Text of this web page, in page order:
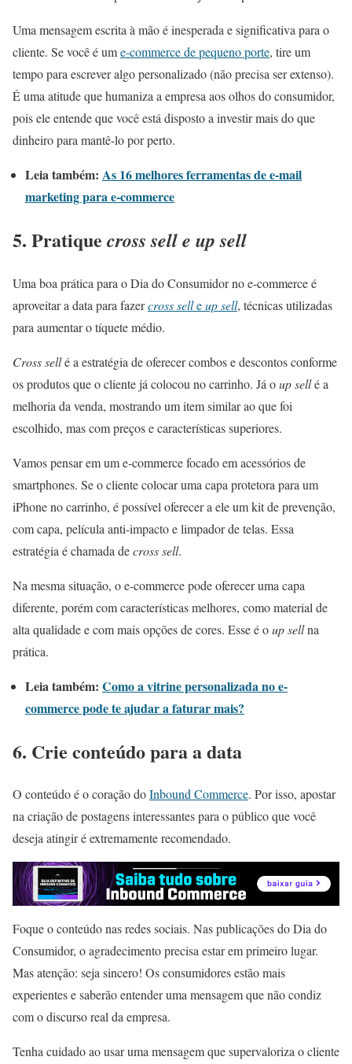
Uma mensagem escrita à mão é inesperada e significativa para o
cliente. Se você é ume-commerce de pequeno porte, tire um
tempo para escrever algo personalizado (não precisa ser extenso).
É uma atitude que humaniza a empresa aos olhos do consumidor,
pois ele entende que você está disposto a investir mais do que
dinheiro para mantê-lo por perto.
Leia também: As 16 melhores ferramentas de e-mail
marketing para e-commerce
5. Pratique cross sell e up sell
Uma boa prática para o Dia do Consumidor no e-commerce é
aproveitar a data para fazercross selleup sell, técnicas utilizadas
para aumentar o tíquete médio.
Cross sellé a estratégia de oferecer combos e descontos conforme
os produtos que o cliente já colocou no carrinho. Já oup sellé a
melhoria da venda, mostrando um item similar ao que foi
escolhido, mas com preços e características superiores.
Vamos pensar em um e-commerce focado em acessórios de
smartphones. Se o cliente colocar uma capa protetora para um
iPhone no carrinho, é possível oferecer a ele um kit de prevenção,
com capa, película anti-impacto e limpador de telas. Essa
estratégia é chamada decross sell.
Na mesma situação, o e-commerce pode oferecer uma capa
diferente, porém com características melhores, como material de
alta qualidade e com mais opções de cores. Esse é oup sellna
prática.
Leia também: Como a vitrine personalizada no e-
commerce pode te ajudar a faturar mais?
6. Crie conteúdo para a data
O conteúdo é o coração doInbound Commerce. Por isso, apostar
na criação de postagens interessantes para o público que você
deseja atingir é extremamente recomendado.
Foque o conteúdo nas redes sociais. Nas publicações do Dia do
Consumidor, o agradecimento precisa estar em primeiro lugar.
Mas atenção: seja sincero! Os consumidores estão mais
experientes e saberão entender uma mensagem que não condiz
com o discurso real da empresa.
Tenha cuidado ao usar uma mensagem que supervaloriza o cliente